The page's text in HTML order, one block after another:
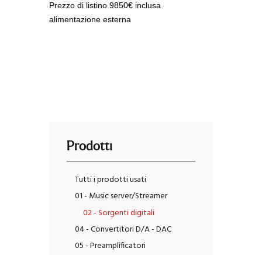
Prezzo di listino 9850€ inclusa
alimentazione esterna
Prodotti
Tutti i prodotti usati
01 - Music server/Streamer
02 - Sorgenti digitali
04 - Convertitori D/A - DAC
05 - Preamplificatori